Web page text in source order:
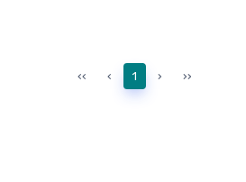
‹‹ ‹ 1 › ››